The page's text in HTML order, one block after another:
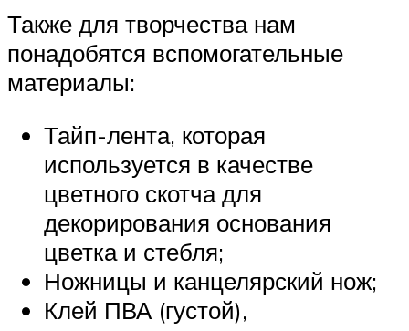
Также для творчества нам
понадобятся вспомогательные
материалы:
Тайп-лента, которая
используется в качестве
цветного скотча для
декорирования основания
цветка и стебля;
Ножницы и канцелярский нож;
Клей ПВА (густой),